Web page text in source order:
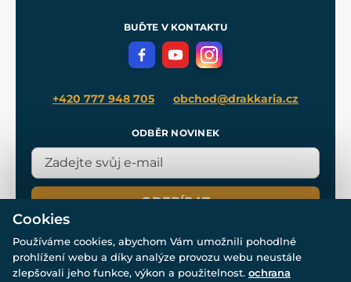
Meče pro Kingdom Come
BUĎTE V KONTAKTU
+420 777 948 705 obchod@drakkaria.cz
ODBĚR NOVINEK
ODEBÍRAT
Cookies
Používáme cookies, abychom Vám umožnili pohodlné
prohlížení webu a díky analýze provozu webu neustále
zlepšovali jeho funkce, výkon a použitelnost. ochrana